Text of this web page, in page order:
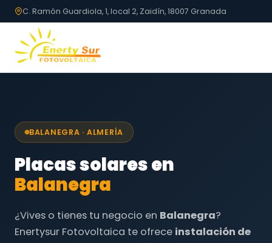
C. Ramón Guardiola, 1, local 2, Zaidín, 18007 Granada
BALANEGRA · ALMERÍA
Placas solares en
Balanegra
¿Vives o tienes tu negocio en Balanegra?
Enertysur Fotovoltaica te ofrece instalación de